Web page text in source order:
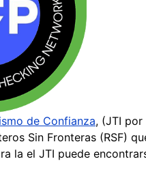
de Confianza, (JTI por
Sin Fronteras (RSF)
la el JTI puede